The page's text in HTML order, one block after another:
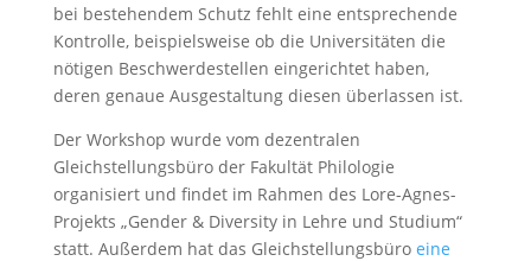
bei bestehendem Schutz fehlt eine entsprechende
Kontrolle, beispielsweise ob die Universitäten die
nötigen Beschwerdestellen eingerichtet haben,
deren genaue Ausgestaltung diesen überlassen ist.
Der Workshop wurde vom dezentralen
Gleichstellungsbüro der Fakultät Philologie
organisiert und findet im Rahmen des Lore-Agnes-
Projekts „Gender & Diversity in Lehre und Studium“
statt. Außerdem hat das Gleichstellungsbüro eine